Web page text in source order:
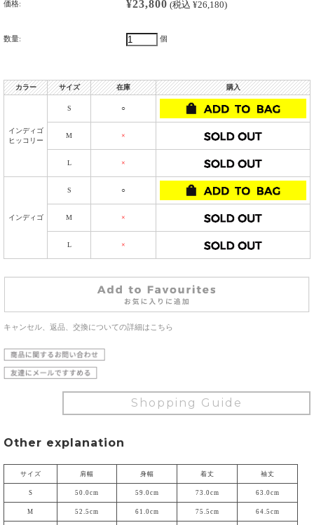
価格: ¥23,800 (税込 ¥26,180)
数量: 個
カラー サイズ 在庫 購入
インディゴ
ヒッコリー
S ○
M ×
L ×
インディゴ
S ○
M ×
L ×
キャンセル、返品、交換についての詳細はこちら
Shopping Guide
Other explanation
サイズ 肩幅 身幅 着丈 袖丈
S 50.0cm 59.0cm 73.0cm 63.0cm
M 52.5cm 61.0cm 75.5cm 64.5cm